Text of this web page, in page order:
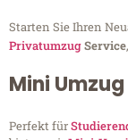
Starten Sie Ihren
PrivatumzugService
Mini Umzug
Perfekt für